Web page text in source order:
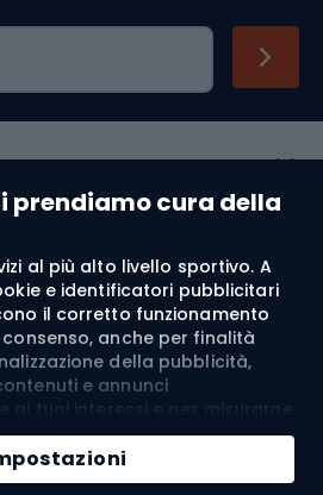
prendiamo cura della
al più alto livello sportivo. A
e identificatori pubblicitari
il corretto funzionamento
anche per finalità
della pubblicità,
e annunci
ai tuoi interessi e per misurarne
gli identificatori pubblicitari
utilizzati sia per attività
sia non personalizzate, a